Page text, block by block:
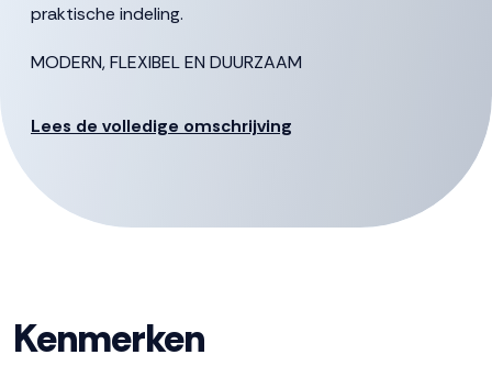
praktische indeling.
MODERN, FLEXIBEL EN DUURZAAM
gebouwd met vakmanschap. Hier werk je in een prettige,
jouw ambities. Of je nu een atelier, werkplaats,
opslagruimte of distributiepunt zoekt: de mogelijkheden
circa 50 m2 op de verdieping. Hierdoor is deze unit bij
Lees de volledige omschrijving
Kenmerken